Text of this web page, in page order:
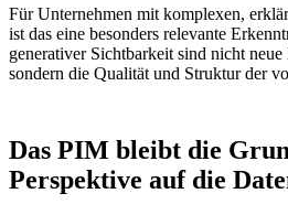
Für Unternehmen mit komplexen,
ist das eine besonders relevante
generativer Sichtbarkeit sind nicht
sondern die Qualität und Struktur der
Das PIM bleibt die
Perspektive auf die